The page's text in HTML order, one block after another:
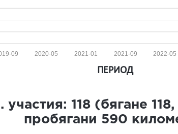
2022-05
2021-09
2021-01
2020-05
09
ПЕРИОД
118 (бягане 118,
пробягани 590